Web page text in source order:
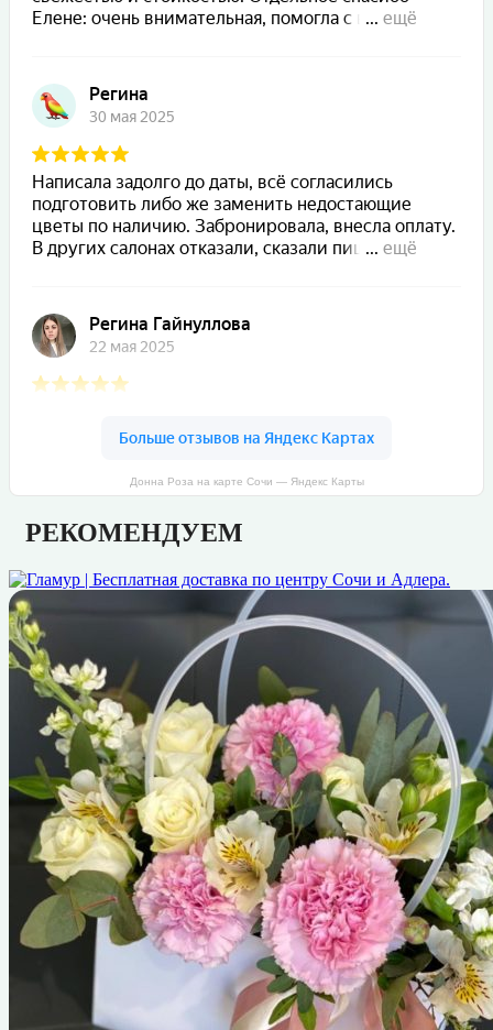
Донна Роза на карте Сочи — Яндекс Карты
РЕКОМЕНДУЕМ